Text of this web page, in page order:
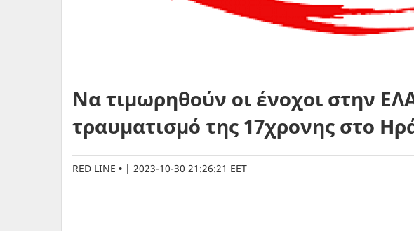
Να τιμωρηθούν οι ένοχοι στην
τραυματισμό της 17χρονης στο
RED LINE | 2023-10-30 21:26:21 EET